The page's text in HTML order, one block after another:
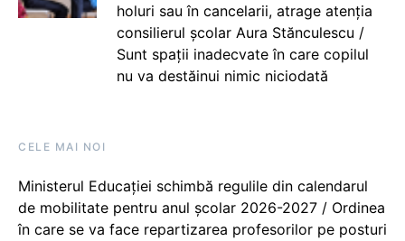
holuri sau în cancelarii, atrage atenția
consilierul școlar Aura Stănculescu /
Sunt spații inadecvate în care copilul
nu va destăinui nimic niciodată
CELE MAI NOI
Ministerul Educației schimbă regulile din calendarul
de mobilitate pentru anul școlar 2026-2027 / Ordinea
în care se va face repartizarea profesorilor pe posturi